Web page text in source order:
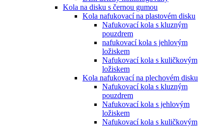
Kola na disku s černou gumou
Kola nafukovací na plastovém disku
Nafukovací kola s kluzným
pouzdrem
nafukovací kola s jehlovým
ložiskem
Nafukovací kola s kuličkovým
ložiskem
Kola nafukovací na plechovém disku
Nafukovací kola s kluzným
pouzdrem
Nafukovací kola s jehlovým
ložiskem
Nafukovací kola s kuličkovým